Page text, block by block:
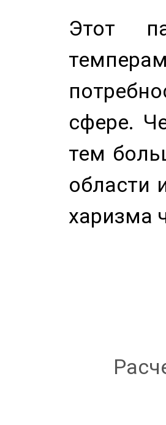
Этот
сфере.
тем
области
харизма